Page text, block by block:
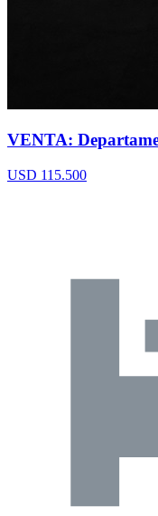
VENTA:
USD 115.500